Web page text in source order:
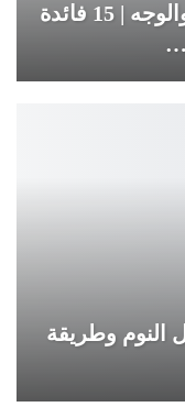
فوائد زيت لبان الذكر للبشرة والوجه | 15 فائدة
النوم وطريقة